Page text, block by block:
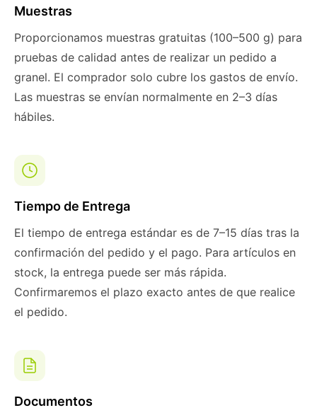
Muestras
Proporcionamos muestras gratuitas (100–500 g) para
pruebas de calidad antes de realizar un pedido a
granel. El comprador solo cubre los gastos de envío.
Las muestras se envían normalmente en 2–3 días
hábiles.
Tiempo de Entrega
El tiempo de entrega estándar es de 7–15 días tras la
confirmación del pedido y el pago. Para artículos en
stock, la entrega puede ser más rápida.
Confirmaremos el plazo exacto antes de que realice
el pedido.
Documentos